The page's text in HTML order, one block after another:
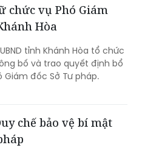
Liên hợp quốc đối với
kỳ lần thứ tư của Việt
dân sự và chính trị (ICCPR)
tập huấn về thực hiện Công
Đây là chuỗi hoạt động
đoạn II” (EU JULE II), góp
cao năng lực của các cơ
trong việc thực hiện các
chức vụ Phó Giám
Hòa
tỉnh Khánh Hòa tổ chức
bố và trao quyết định bổ
Giám đốc Sở Tư pháp.
chế bảo vệ bí mật